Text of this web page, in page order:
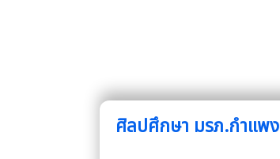
ศิลปศึกษา มรภ.กำแพ